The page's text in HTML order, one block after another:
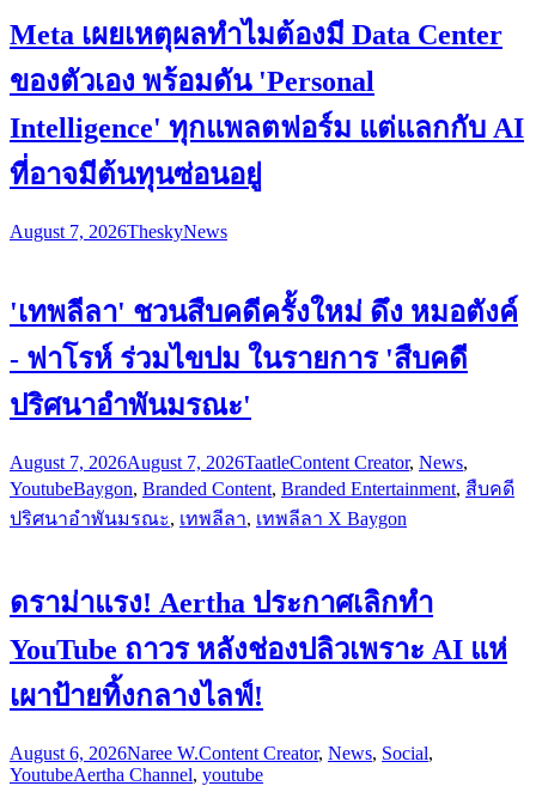
Meta เผยเหตุผลทำไมต้องมี Data Center
ของตัวเอง พร้อมดัน 'Personal
Intelligence' ทุกแพลตฟอร์ม แต่แลกกับ AI
ที่อาจมีต้นทุนซ่อนอยู่
August 7, 2026TheskyNews
'เทพลีลา' ชวนสืบคดีครั้งใหม่ ดึง หมอตังค์
- ฟาโรห์ ร่วมไขปม ในรายการ 'สืบคดี
ปริศนาอำพันมรณะ'
August 7, 2026August 7, 2026TaatleContent Creator, News,
YoutubeBaygon, Branded Content, Branded Entertainment, สืบคดี
ปริศนาอำพันมรณะ, เทพลีลา, เทพลีลา X Baygon
ดราม่าแรง! Aertha ประกาศเลิกทำ
YouTube ถาวร หลังช่องปลิวเพราะ AI แห่
เผาป้ายทิ้งกลางไลฟ์!
August 6, 2026Naree W.Content Creator, News, Social,
YoutubeAertha Channel, youtube